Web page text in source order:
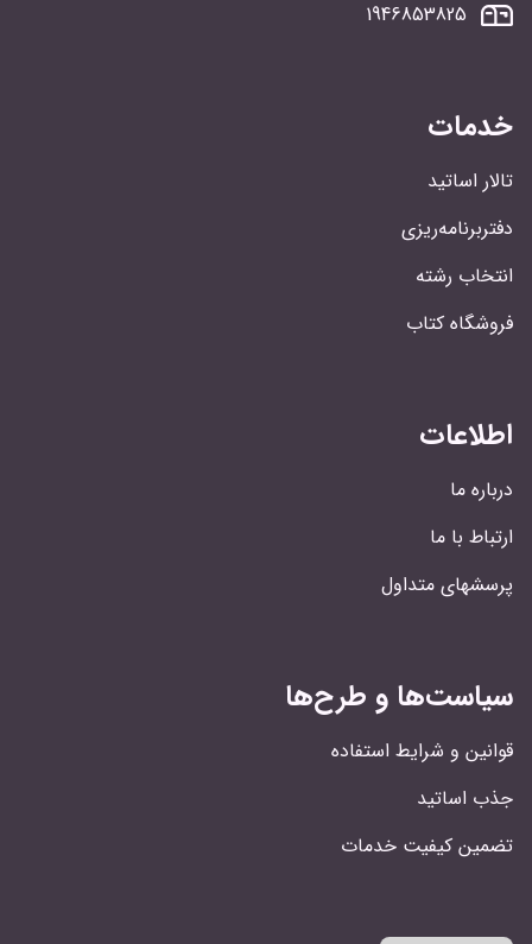
1946853825
خدمات
تالار اساتید
دفتربرنامه‌ریزی
انتخاب رشته
فروشگاه کتاب
اطلاعات
درباره ما
ارتباط با ما
پرسشهای متداول
سیاست‌ها و طرح‌ها
قوانین و شرایط استفاده
جذب اساتید
تضمین کیفیت خدمات